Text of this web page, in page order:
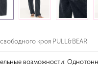
кроя PULL&BEAR
возможности: